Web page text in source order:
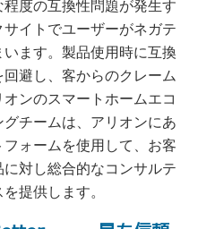
度の互換性問題が発生す
イトでユーザーがネガテ
ます。製品使用時に互換
避し、客からのクレーム
ンのスマートホームエコ
チームは、アリオンにあ
ォームを使用して、お客
対し総合的なコンサルテ
提供します。